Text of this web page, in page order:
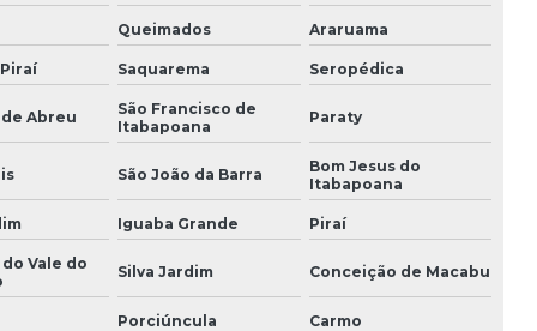
Execução de projetos
Execução de projetos complementares
Execução de projetos complementares em bim
Execução de projetos de engenharia
Gerenciamento e planejamento de obras
Gestão de custos de obra
Gestão de mão de obra
Queimados Araruama
Saquarema Seropédica
Abreu
São Francisco de
Itabapoana
Paraty
São João da Barra
Bom Jesus do
Itabapoana
Iguaba Grande Piraí
do Vale do
Silva Jardim Conceição de Macabu
Porciúncula Carmo